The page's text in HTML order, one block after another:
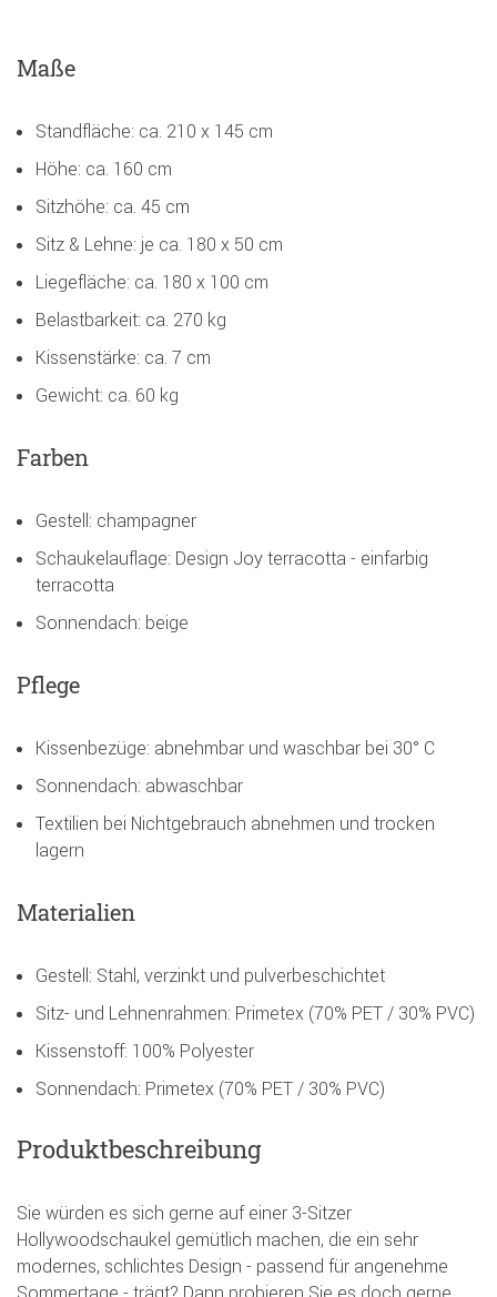
Maße
Standfläche: ca. 210 x 145 cm
Höhe: ca. 160 cm
Sitzhöhe: ca. 45 cm
Sitz & Lehne: je ca. 180 x 50 cm
Liegefläche: ca. 180 x 100 cm
Belastbarkeit: ca. 270 kg
Kissenstärke: ca. 7 cm
Gewicht: ca. 60 kg
Farben
Gestell: champagner
Schaukelauflage: Design Joy terracotta - einfarbig
terracotta
Sonnendach: beige
Pflege
Kissenbezüge: abnehmbar und waschbar bei 30° C
Sonnendach: abwaschbar
Textilien bei Nichtgebrauch abnehmen und trocken
lagern
Materialien
Gestell: Stahl, verzinkt und pulverbeschichtet
Sitz- und Lehnenrahmen: Primetex (70% PET / 30% PVC)
Kissenstoff: 100% Polyester
Sonnendach: Primetex (70% PET / 30% PVC)
Produktbeschreibung
Sie würden es sich gerne auf einer 3-Sitzer
Hollywoodschaukel gemütlich machen, die ein sehr
modernes, schlichtes Design - passend für angenehme